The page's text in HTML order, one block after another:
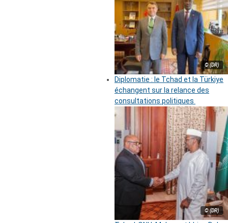
© (DR)
Diplomatie : le Tchad et la Türkiye
échangent sur la relance des
consultations politiques
© (DR)